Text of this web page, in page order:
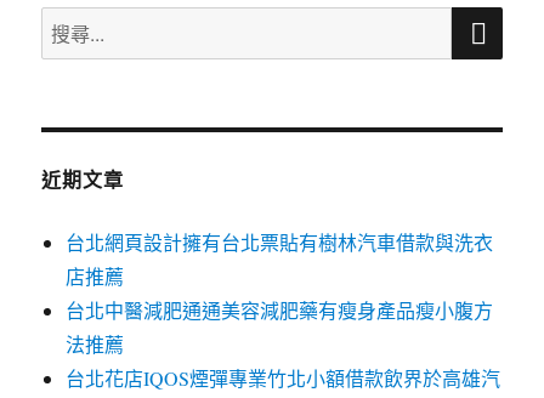
搜
尋
鍵
搜
近期文章
台北網頁設計擁有台北票貼有樹林汽車借款與洗衣
店推薦
台北中醫減肥通通美容減肥藥有瘦身產品瘦小腹方
法推薦
台北花店IQOS煙彈專業竹北小額借款飲界於高雄汽